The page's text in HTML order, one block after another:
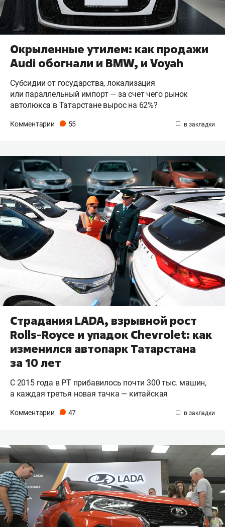
Окрыленные утилем: как продажи
Audi обогнали и BMW, и Voyah
Субсидии от государства, локализация
или параллельный импорт — за счет чего рынок
автолюкса в Татарстане вырос на 62%?
Комментарии 55
Страдания LADA, взрывной рост
Rolls-Royce и упадок Chevrolet: как
изменился автопарк Татарстана
за 10 лет
С 2015 года в РТ прибавилось почти 300 тыс. машин,
а каждая третья новая тачка — китайская
Комментарии 47